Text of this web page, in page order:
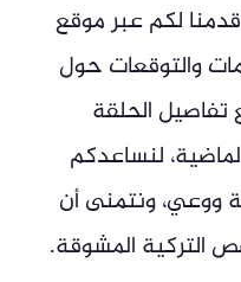
قدمنا لكم عبر موقع
والتوقعات حول
الحلقة
لنساعدكم
ووعي، ونتمنى أن
التركية المشوقة.